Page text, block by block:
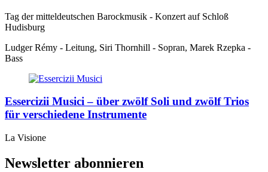
Tag der mitteldeutschen Barockmusik - Konzert auf Schloß
Hudisburg
Ludger Rémy - Leitung, Siri Thornhill - Sopran, Marek Rzepka -
Bass
Essercizii Musici – über zwölf Soli und zwölf Trios
für verschiedene Instrumente
La Visione
Newsletter abonnieren